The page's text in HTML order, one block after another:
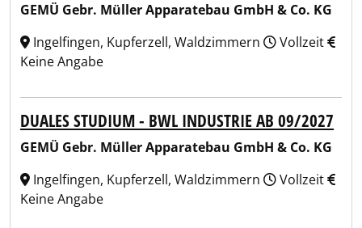
GEMÜ Gebr. Müller Apparatebau GmbH & Co. KG
Ingelfingen, Kupferzell, Waldzimmern
Vollzeit
Keine Angabe
DUALES STUDIUM - BWL INDUSTRIE AB 09/2027
GEMÜ Gebr. Müller Apparatebau GmbH & Co. KG
Ingelfingen, Kupferzell, Waldzimmern
Vollzeit
Keine Angabe